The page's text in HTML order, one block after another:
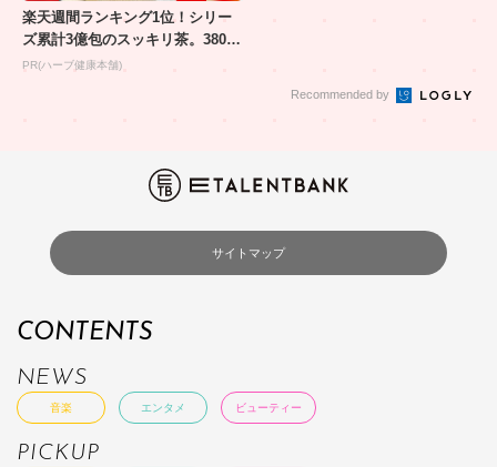
楽天週間ランキング1位！シリー
ズ累計3億包のスッキリ茶。380円
でお試し
PR(ハーブ健康本舗)
Recommended by
サイトマップ
CONTENTS
NEWS
音楽 エンタメ ビューティー
PICKUP